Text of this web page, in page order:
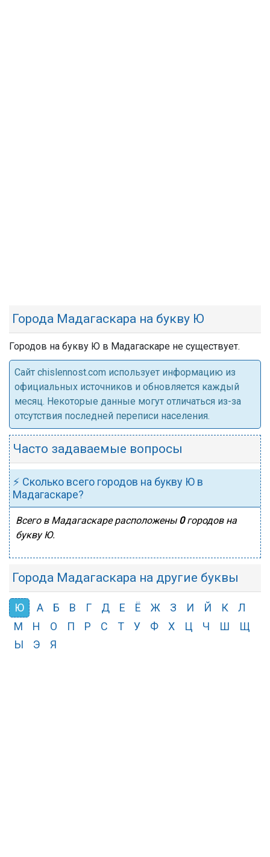
Города Мадагаскара на букву Ю
Городов на букву Ю в Мадагаскаре не существует.
Cайт chislennost.com использует информацию из
официальных источников и обновляется каждый
месяц. Некоторые данные могут отличаться из-за
отсутствия последней переписи населения.
Часто задаваемые вопросы
⚡ Сколько всего городов на букву Ю в
Мадагаскаре?
Всего в Мадагаскаре расположены 0городов на
букву Ю.
Города Мадагаскара на другие буквы
Ю А Б В Г Д Е Ё Ж З И Й К
Л
М
Н О П Р С Т У Ф Х Ц Ч Ш
Щ
Ы
Э Я